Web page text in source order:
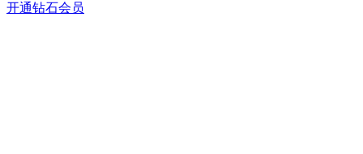
开通钻石会员